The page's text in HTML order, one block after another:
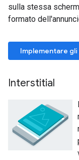
sulla stessa
formato
Implementare
Interstitial